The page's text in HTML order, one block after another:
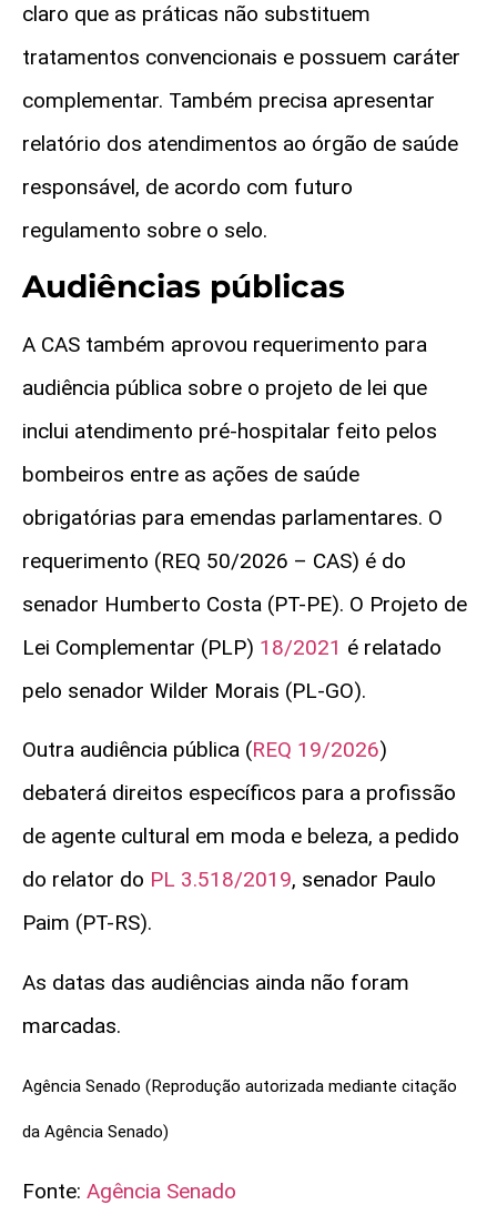
claro que as práticas não substituem
tratamentos convencionais e possuem caráter
complementar. Também precisa apresentar
relatório dos atendimentos ao órgão de saúde
responsável, de acordo com futuro
regulamento sobre o selo.
Audiências públicas
A CAS também aprovou requerimento para
audiência pública sobre o projeto de lei que
inclui atendimento pré-hospitalar feito pelos
bombeiros entre as ações de saúde
obrigatórias para emendas parlamentares. O
requerimento (REQ 50/2026 – CAS) é do
senador Humberto Costa (PT-PE). O Projeto de
Lei Complementar (PLP) 18/2021 é relatado
pelo senador Wilder Morais (PL-GO).
Outra audiência pública (REQ 19/2026)
debaterá direitos específicos para a profissão
de agente cultural em moda e beleza, a pedido
do relator do PL 3.518/2019, senador Paulo
Paim (PT-RS).
As datas das audiências ainda não foram
marcadas.
Agência Senado (Reprodução autorizada mediante citação
da Agência Senado)
Fonte: Agência Senado